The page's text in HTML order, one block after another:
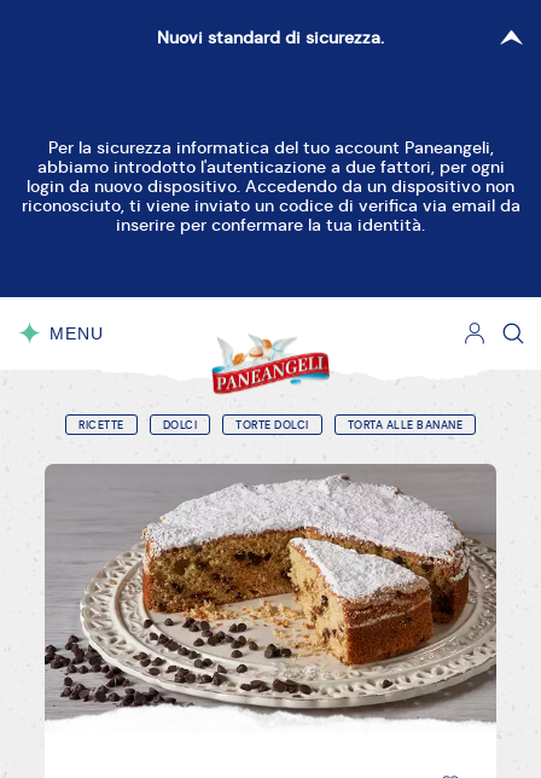
Nuovi standard di sicurezza.
Per la sicurezza informatica del tuo account Paneangeli,
abbiamo introdotto l'autenticazione a due fattori, per ogni
login da nuovo dispositivo. Accedendo da un dispositivo non
riconosciuto, ti viene inviato un codice di verifica via email da
inserire per confermare la tua identità.
MENU
RICETTE DOLCI TORTE DOLCI TORTA ALLE BANANE